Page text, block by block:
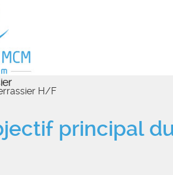
H/F
principal